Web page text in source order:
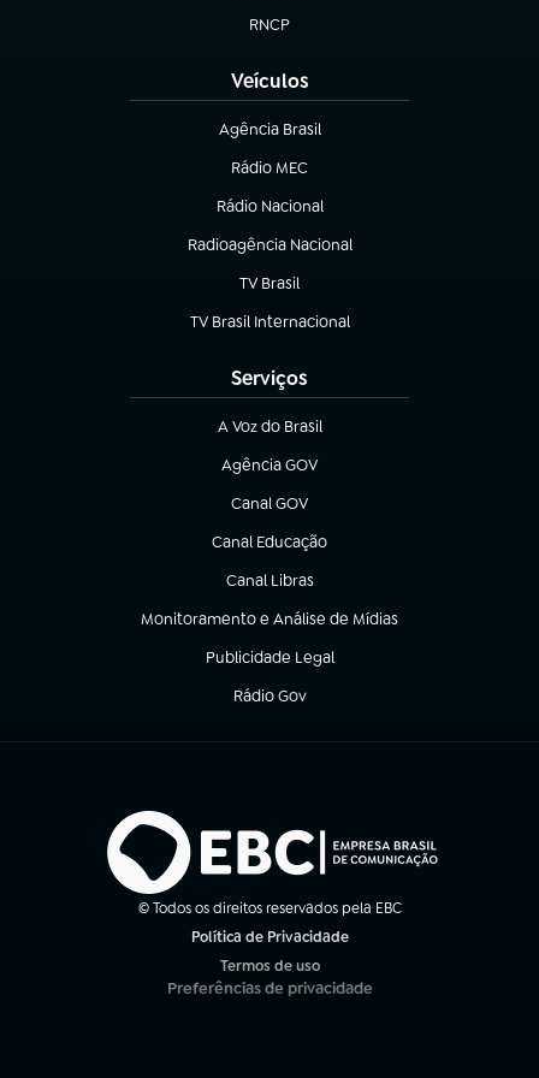
RNCP
(abre em nova aba)
Veículos
Agência Brasil
(abre em nova aba)
Rádio MEC
(abre em nova aba)
Rádio Nacional
Radioagência Nacional
(abre em nova aba)
TV Brasil
(abre em nova aba)
TV Brasil Internacional
(abre em nova aba)
Serviços
A Voz do Brasil
(abre em nova aba)
Agência GOV
(abre em nova aba)
Canal GOV
(abre em nova aba)
Canal Educação
(abre em nova aba)
Canal Libras
(abre em nova aba)
Monitoramento e Análise de Mídias
(abre em nova aba)
Publicidade Legal
(abre em nova aba)
Rádio Gov
(abre em nova aba)
© Todos os direitos reservados pela EBC
Política de Privacidade
Termos de uso
(abre em nova aba)
Preferências de privacidade